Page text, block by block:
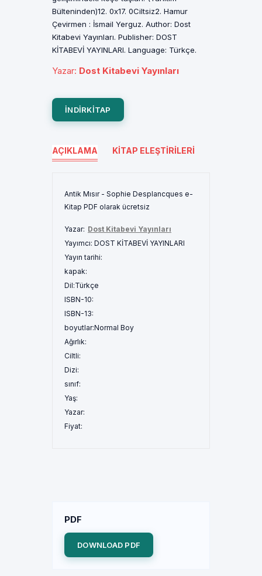
Bülteninden)12. 0x17. 0Ciltsiz2. Hamur
Çevirmen : İsmail Yerguz. Author: Dost
Kitabevi Yayınları. Publisher: DOST
KİTABEVİ YAYINLARI. Language: Türkçe.
Yazar: Dost Kitabevi Yayınları
INDIRKITAP
AÇIKLAMA KITAP ELEŞTIRILERI
Antik Mısır - Sophie Desplancques e-
Kitap PDF olarak ücretsiz
Yazar: Dost Kitabevi Yayınları
Yayımcı: DOST KİTABEVİ YAYINLARI
Yayın tarihi:
kapak:
Dil:Türkçe
ISBN-10:
ISBN-13:
boyutlar:Normal Boy
Ağırlık:
Ciltli:
Dizi:
sınıf:
Yaş:
Yazar:
Fiyat:
PDF
DOWNLOAD PDF